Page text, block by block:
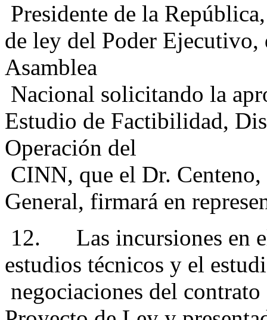
Presidente de la
de ley del Poder
Asamblea
Nacional solicitando la
Estudio de Factibilidad,
Operación del
CINN, que el Dr.
General, firmará en
12. Las incursiones en el
estudios técnicos y el
negociaciones del